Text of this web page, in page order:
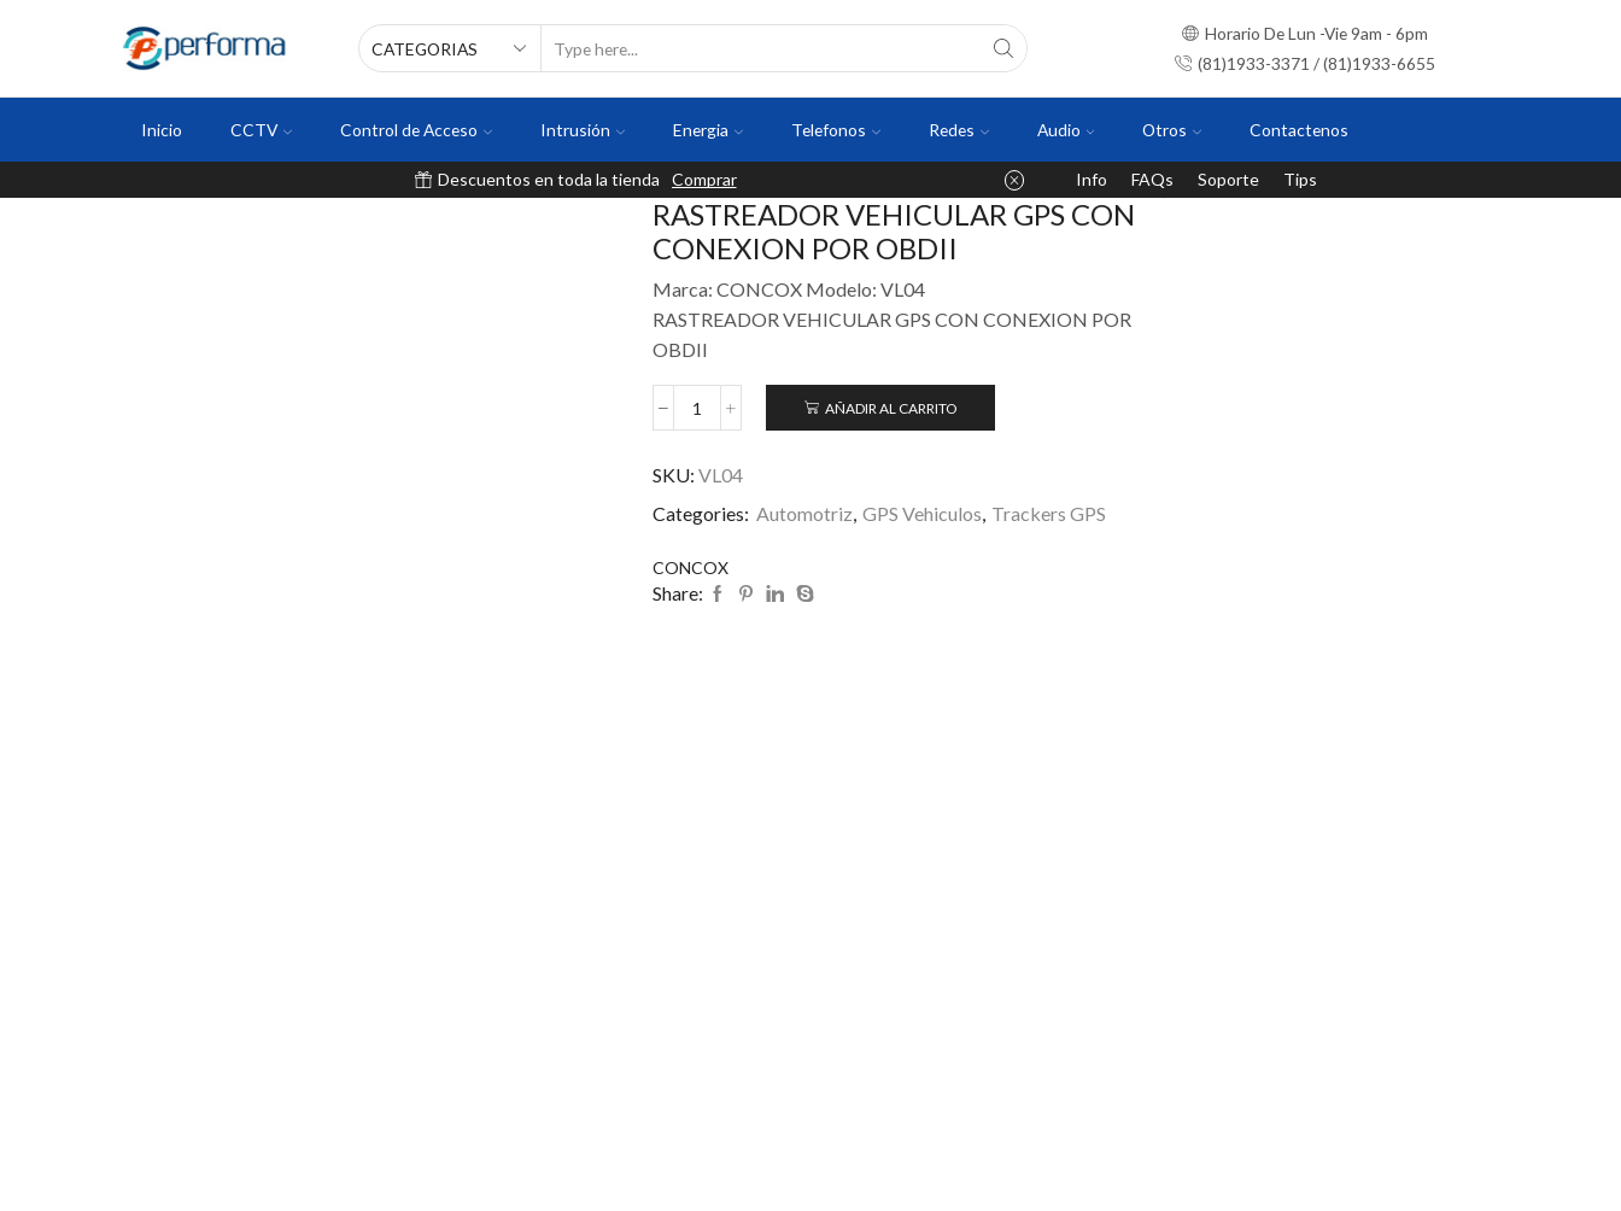
Horario De Lun -Vie 9am - 6pm
(81)1933-3371 / (81)1933-6655
Inicio CCTV Control de Acceso Intrusión Energia Telefonos Redes Audio Otros Contactenos
Descuentos en toda la tienda Comprar Info FAQs Soporte Tips
RASTREADOR VEHICULAR GPS CON
CONEXION POR OBDII
Marca: CONCOX Modelo: VL04
RASTREADOR VEHICULAR GPS CON CONEXION POR
OBDII
AÑADIR AL CARRITO
SKU: VL04
Categories: Automotriz, GPS Vehiculos, Trackers GPS
CONCOX
Share: